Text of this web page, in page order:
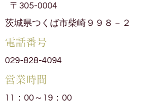
〒305-0004
茨城県つくば市柴崎９９８－２
電話番号
029-828-4094
​営業時間
11：00～19：00